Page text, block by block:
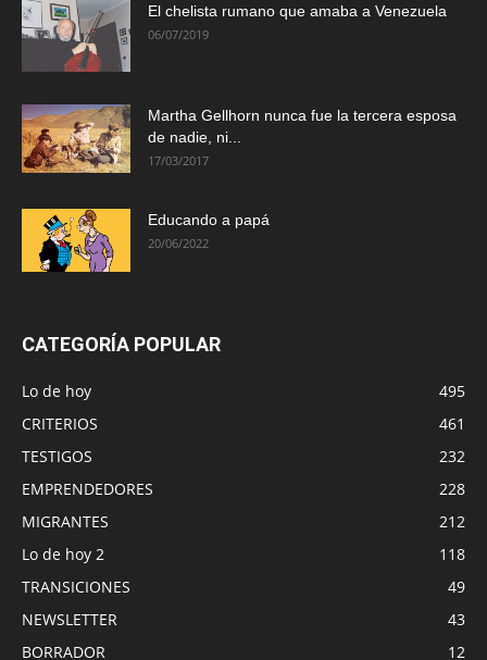
El chelista rumano que amaba a Venezuela
06/07/2019
Martha Gellhorn nunca fue la tercera esposa
de nadie, ni...
17/03/2017
Educando a papá
20/06/2022
CATEGORÍA POPULAR
Lo de hoy
495
CRITERIOS
461
TESTIGOS
232
EMPRENDEDORES
228
MIGRANTES
212
Lo de hoy 2
118
TRANSICIONES
49
NEWSLETTER
43
BORRADOR
12